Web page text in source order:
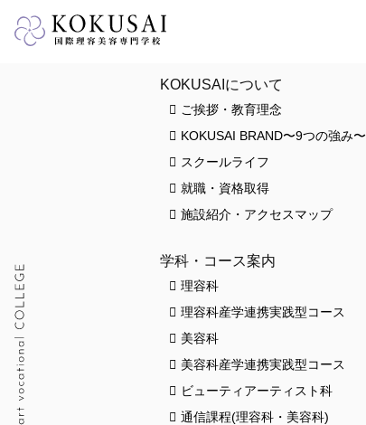
KOKUSAIについて
ご挨拶・教育理念
KOKUSAI BRAND〜9つの強み〜
スクールライフ
就職・資格取得
施設紹介・アクセスマップ
学科・コース案内
理容科
理容科産学連携実践型コース
美容科
美容科産学連携実践型コース
ビューティアーティスト科
通信課程(理容科・美容科)